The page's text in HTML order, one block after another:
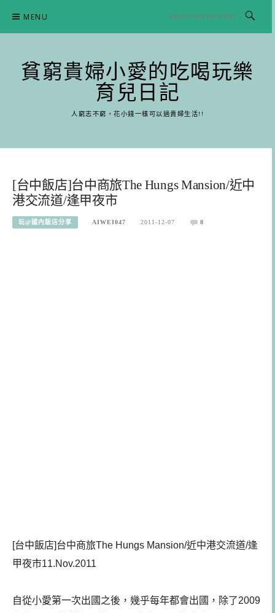
content
MENU
貧窮貴婦小愛的吃喝玩樂
育兒日記
人窮志不窮，花小錢一樣可以過貴婦生活!!
[台中飯店]台中商旅The Hungs Mansion/近中
港交流道/逢甲夜市
玩@國內飯店分享 AIWEI047 2011-12-07 8
[台中飯店]台中商旅The Hungs Mansion/近中港交流道/逢
甲夜市11.Nov.2011
自從小愛第一次出國之後，幾乎每年都會出國，除了2009